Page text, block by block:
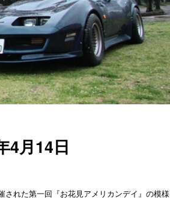
4月14日
された第一回『お花見アメリカンデイ』の模